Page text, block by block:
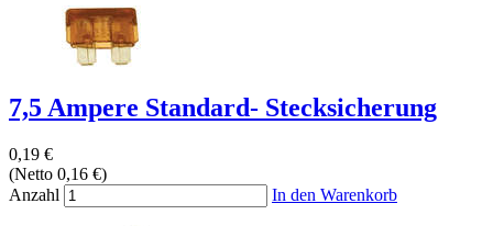
7,5 Ampere Standard- Stecksicherung
0,19 €
(Netto 0,16 €)
Anzahl
In den Warenkorb